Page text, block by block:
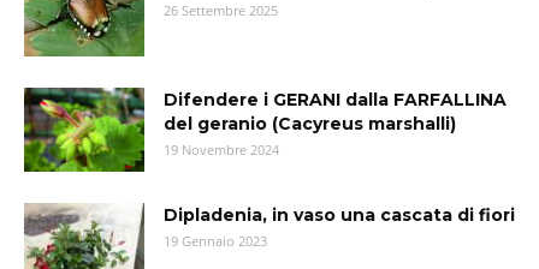
26 Settembre 2025
Difendere i GERANI dalla FARFALLINA
del geranio (Cacyreus marshalli)
19 Novembre 2024
Dipladenia, in vaso una cascata di fiori
19 Gennaio 2023